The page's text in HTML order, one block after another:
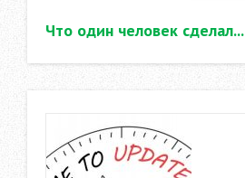
Что один человек сделал...